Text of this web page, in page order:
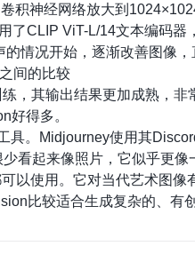
积神经网络放大到
了CLIP ViT-L/14文本编码
情况开始，逐渐改善图像，
间的比较
，其输出结果更加成熟，
好得多。
具。Midjourney使用其
看起来像照片，它似乎更像
以使用。它对当代艺术图
比较适合生成复杂的、有